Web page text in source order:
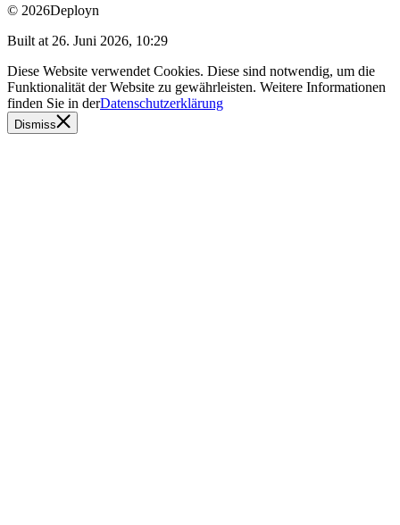
© 2026Deployn
Built at 26. Juni 2026, 10:29
Diese Website verwendet Cookies. Diese sind notwendig, um die
Funktionalität der Website zu gewährleisten. Weitere Informationen
finden Sie in derDatenschutzerklärung
Dismiss